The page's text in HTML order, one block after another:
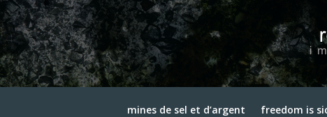
mines de sel et d’argent freedom is
flower
3 avril 2015